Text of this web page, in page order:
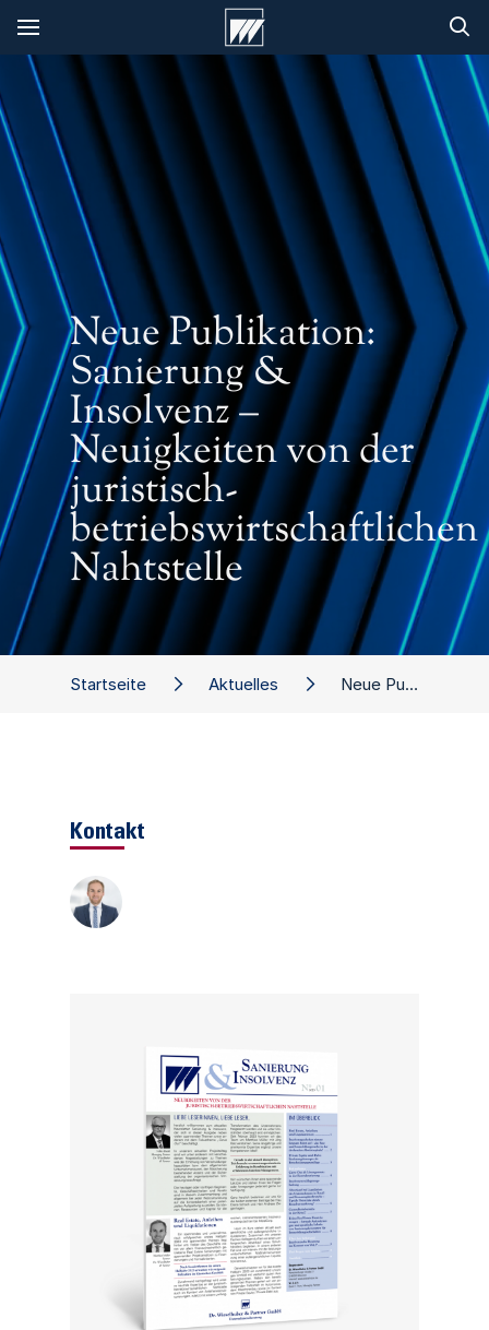
Startseite Aktuelles Neue Publikation: Sanierung & Insolvenz – Neuigkeiten von der juristisch-betriebswirtschaftlichen Nahtstelle
Kontakt
Neue Publikation:
Sanierung &
Insolvenz –
Neuigkeiten von der
juristisch-
betriebswirtschaftlichen
Nahtstelle